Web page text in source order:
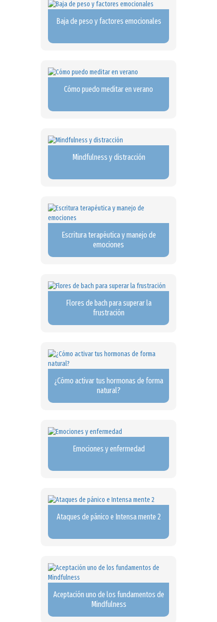
Baja de peso y factores emocionales
Cómo puedo meditar en verano
Mindfulness y distracción
Escritura terapéutica y manejo de
emociones
Flores de bach para superar la
frustración
¿Cómo activar tus hormonas de forma
natural?
Emociones y enfermedad
Ataques de pánico e Intensa mente 2
Aceptación uno de los fundamentos de
Mindfulness